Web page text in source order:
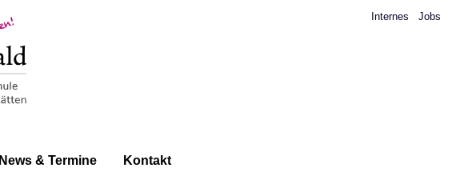
Internes Jobs
News & Termine Kontakt